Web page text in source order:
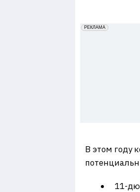
erid: 2VfnxxmNzs5
РЕКЛАМА
В этом году
11-